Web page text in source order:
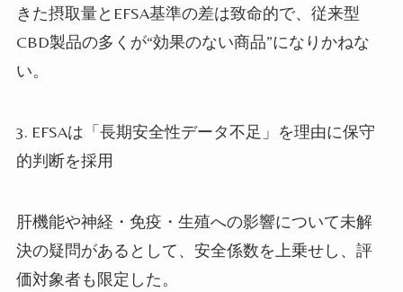
きた摂取量とEFSA基準の差は致命的で、従来型
CBD製品の多くが“効果のない商品”になりかねな
い。
3. EFSAは「長期安全性データ不足」を理由に保守
的判断を採用
肝機能や神経・免疫・生殖への影響について未解
決の疑問があるとして、安全係数を上乗せし、評
価対象者も限定した。